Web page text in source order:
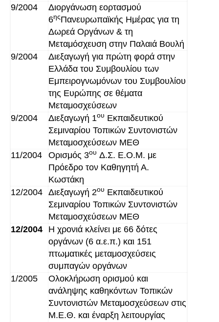
9/2004
Διοργάνωση εορτασμού
6ηςΠανευρωπαϊκής Ημέρας για τη
Δωρεά Οργάνων & τη
Μεταμόσχευση στην Παλαιά Βουλή
9/2004
Διεξαγωγή για πρώτη φορά στην
Ελλάδα του Συμβουλίου των
Εμπειρογνωμόνων του Συμβουλίου
της Ευρώπης σε θέματα
Μεταμοσχεύσεων
9/2004
Διεξαγωγή 1ου Εκπαιδευτικού
Σεμιναρίου Τοπικών Συντονιστών
Μεταμοσχεύσεων ΜΕΘ
11/2004
Ορισμός 3ου Δ.Σ. Ε.Ο.Μ. με
Πρόεδρο τον Καθηγητή Α.
Κωστάκη
12/2004 Διεξαγωγή 2ου Εκπαιδευτικού
Σεμιναρίου Τοπικών Συντονιστών
Μεταμοσχεύσεων ΜΕΘ
12/2004
Η χρονιά κλείνει με 66 δότες
οργάνων (6 α.ε.π.) και 151
πτωματικές μεταμοσχεύσεις
συμπαγών οργάνων
1/2005
Ολοκλήρωση ορισμού και
ανάληψης καθηκόντων Τοπικών
Συντονιστών Μεταμοσχεύσεων στις
Μ.Ε.Θ. και έναρξη λειτουργίας